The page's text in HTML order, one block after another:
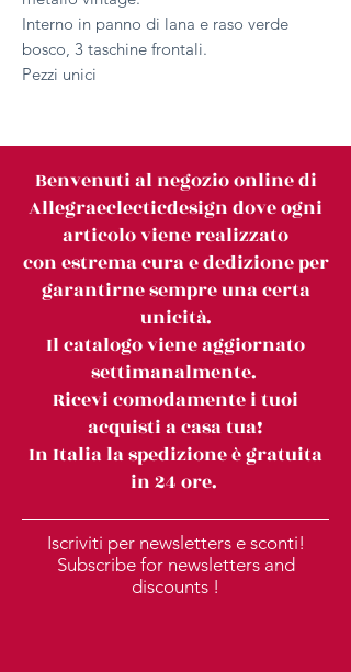
Interno in panno di lana e raso verde
bosco, 3 taschine frontali.
Pezzi unici
Benvenuti al negozio online di
Allegraeclecticdesign dove ogni
articolo viene realizzato
con estrema cura e dedizione per
garantirne sempre una certa
unicità.
Il catalogo viene aggiornato
settimanalmente.
Ricevi comodamente i tuoi
acquisti a casa tua!
In Italia la spedizione è gratuita
in 24 ore.
Iscriviti per newsletters e sconti!
Subscribe for newsletters and
discounts !